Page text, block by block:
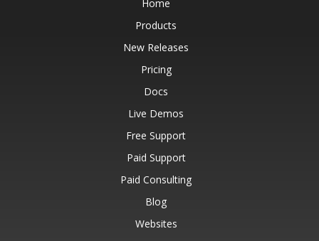
Home
Products
New Releases
Pricing
Docs
Live Demos
Free Support
Paid Support
Paid Consulting
Blog
Websites